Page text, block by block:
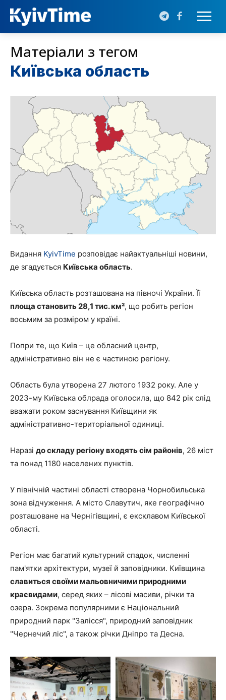
Матеріали з тегом
Київська область
Видання KyivTime розповідає найактуальніші новини,
де згадується Київська область.
Київська область розташована на півночі України. Її
площа становить 28,1 тис. км², що робить регіон
восьмим за розміром у країні.
Попри те, що Київ – це обласний центр,
адміністративно він не є частиною регіону.
Область була утворена 27 лютого 1932 року. Але у
2023-му Київська облрада оголосила, що 842 рік слід
вважати роком заснування Київщини як
адміністративно-територіальної одиниці.
Наразі до складу регіону входять сім районів, 26 міст
та понад 1180 населених пунктів.
У північній частині області створена Чорнобильська
зона відчуження. А місто Славутич, яке географічно
розташоване на Чернігівщині, є ексклавом Київської
області.
Регіон має багатий культурний спадок, численні
пам'ятки архітектури, музеї й заповідники. Київщина
славиться своїми мальовничими природними
краєвидами, серед яких – лісові масиви, річки та
озера. Зокрема популярними є Національний
природний парк "Залісся", природний заповідник
"Чернечий ліс", а також річки Дніпро та Десна.